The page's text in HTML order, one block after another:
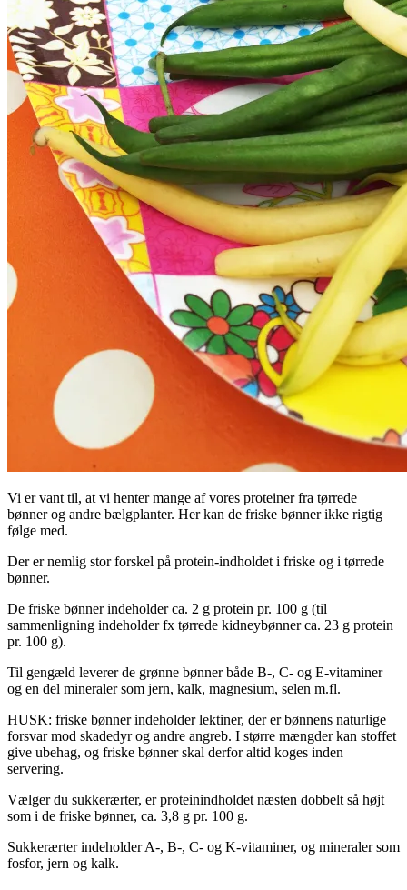
Vi er vant til, at vi henter mange af vores proteiner fra tørrede
bønner og andre bælgplanter. Her kan de friske bønner ikke rigtig
følge med.
Der er nemlig stor forskel på protein-indholdet i friske og i tørrede
bønner.
De friske bønner indeholder ca. 2 g protein pr. 100 g (til
sammenligning indeholder fx tørrede kidneybønner ca. 23 g protein
pr. 100 g).
Til gengæld leverer de grønne bønner både B-, C- og E-vitaminer
og en del mineraler som jern, kalk, magnesium, selen m.fl.
HUSK: friske bønner indeholder lektiner, der er bønnens naturlige
forsvar mod skadedyr og andre angreb. I større mængder kan stoffet
give ubehag, og friske bønner skal derfor altid koges inden
servering.
Vælger du sukkerærter, er proteinindholdet næsten dobbelt så højt
som i de friske bønner, ca. 3,8 g pr. 100 g.
Sukkerærter indeholder A-, B-, C- og K-vitaminer, og mineraler som
fosfor, jern og kalk.